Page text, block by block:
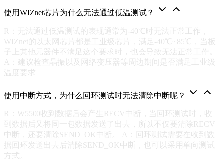
使用WIZnet芯片为什么无法通过低温测试？
R：无法通过低温测试的表现通常为-40℃时无法正常工作，
WIZnet的以太网芯片都是工业级芯片，满足-40℃~85℃，当板
子上其他元器件不满足这个要求时，也会导致无法正常工作。
A：建议检查晶振以及网络变压器等周边期间是否满足工业级
温度要求
使用中断方式，为什么回环测试时无法清除中断呢？
R：W5500收到数据后会产生RECV中断，当回环测试时，收
到数据后又将同一包数据发送了出去，所以不仅要清除RECV
中断，还要清除SEND_OK中断。 A：回环测试需要在收到数
据回环发送出去后清除SEND_OK中断，也可以采用单向测试
方式。